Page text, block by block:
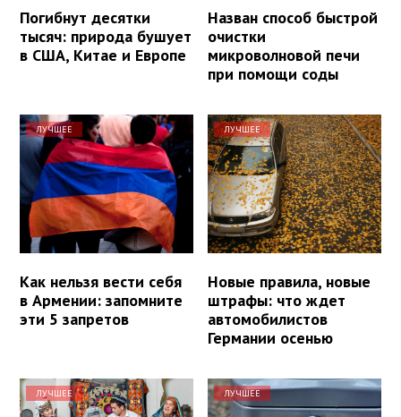
Погибнут десятки
тысяч: природа бушует
в США, Китае и Европе
Назван способ быстрой
очистки
микроволновой печи
при помощи соды
ЛУЧШЕЕ
Как нельзя вести себя
в Армении: запомните
эти 5 запретов
ЛУЧШЕЕ
Новые правила, новые
штрафы: что ждет
автомобилистов
Германии осенью
ЛУЧШЕЕ ЛУЧШЕЕ